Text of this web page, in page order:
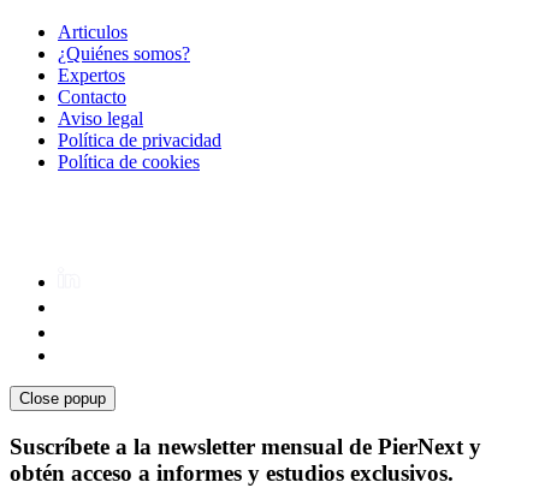
Articulos
¿Quiénes somos?
Expertos
Contacto
Aviso legal
Política de privacidad
Política de cookies
Close popup
Suscríbete a la newsletter mensual de PierNext y
obtén acceso a informes y estudios exclusivos.